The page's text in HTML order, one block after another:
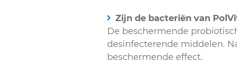
Zijn de bacteriën van
De beschermende
desinfecterende middelen.
beschermende effect.